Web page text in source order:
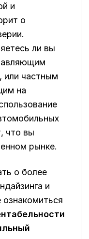
и
о
ли вы
или частным
на
что вы
рынке.
о более
и